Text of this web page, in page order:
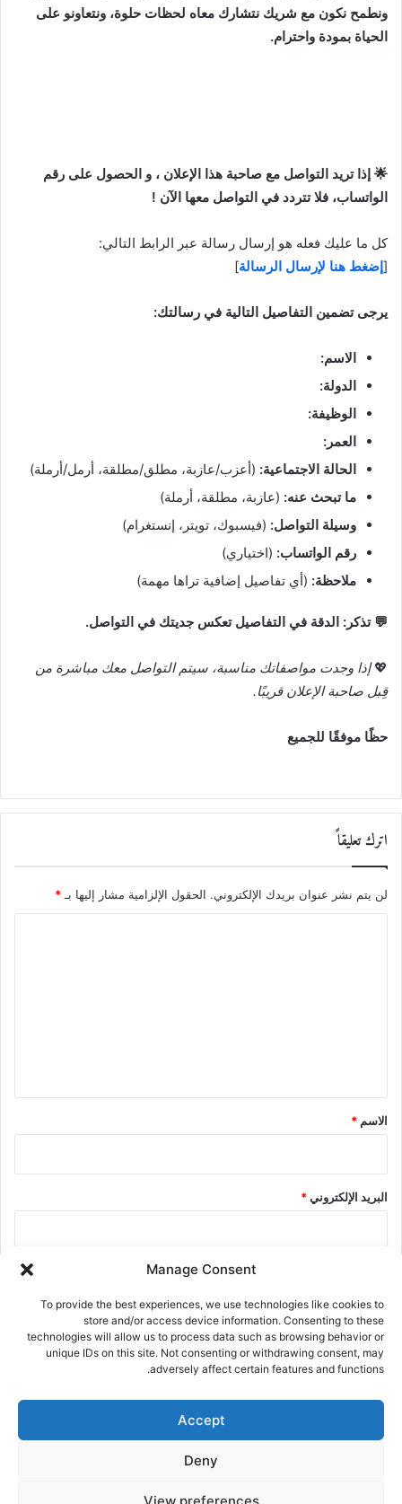
Manage Consent
To provide the best experiences, we use technologies like cookies to
store and/or access device information. Consenting to these
technologies will allow us to process data such as browsing behavior or
unique IDs on this site. Not consenting or withdrawing consent, may
adversely affect certain features and functions.
Accept
Deny
View preferences
ونطمح نكون مع شريك نتشارك معاه لحظات حلوة، ونتعاونو على
الحياة بمودة واحترام.
🌟 إذا تريد التواصل مع صاحبة هذا الإعلان ، و الحصول على رقم
الواتساب، فلا تتردد في التواصل معها الآن !
كل ما عليك فعله هو إرسال رسالة عبر الرابط التالي:
[إضغط هنا لإرسال الرسالة]
يرجى تضمين التفاصيل التالية في رسالتك:
الاسم:
الدولة:
الوظيفة:
العمر:
الحالة الاجتماعية: (أعزب/عازبة، مطلق/مطلقة، أرمل/أرملة)
ما تبحث عنه: (عازبة، مطلقة، أرملة)
وسيلة التواصل: (فيسبوك، تويتر، إنستغرام)
رقم الواتساب: (اختياري)
ملاحظة: (أي تفاصيل إضافية تراها مهمة)
💬 تذكر: الدقة في التفاصيل تعكس جديتك في التواصل.
💖إذا وجدت مواصفاتك مناسبة، سيتم التواصل معك مباشرة من
قِبل صاحبة الإعلان قريبًا.
حظًا موفقًا للجميع
اترك تعليقاً
لن يتم نشر عنوان بريدك الإلكتروني. الحقول الإلزامية مشار إليها بـ *
*
الاسم *
البريد الإلكتروني*
احفظ اسمي، بريدي الإلكتروني، والموقع الإلكتروني في هذا المتصفح
لاستخدامها المرة المقبلة في تعليقي.